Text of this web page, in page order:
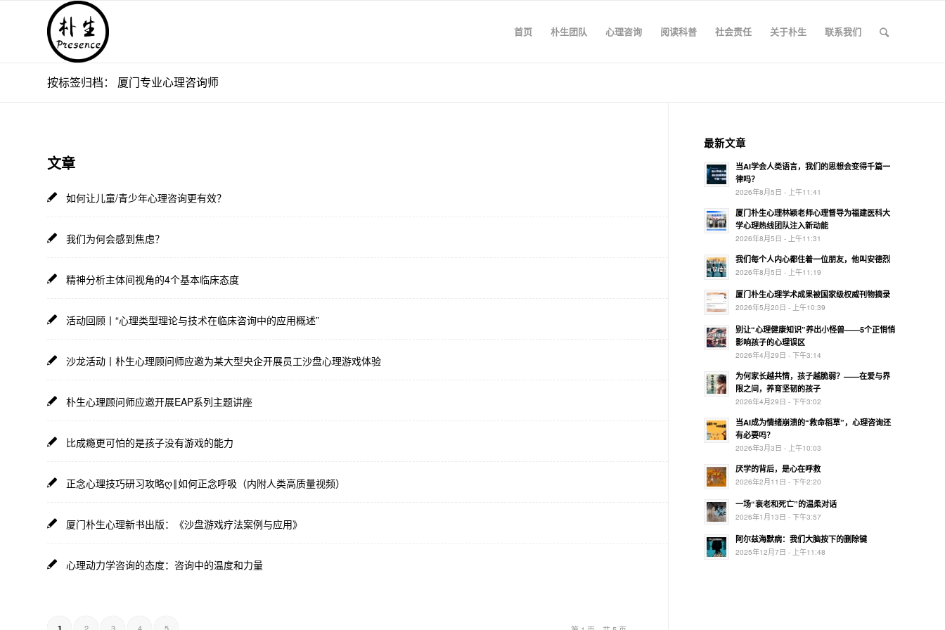
首页 朴生团队 心理咨询 阅读科普 社会责任 关于朴生 联系我们
按标签归档： 厦门专业心理咨询师
文章
如何让儿童/青少年心理咨询更有效？
我们为何会感到焦虑？
精神分析主体间视角的4个基本临床态度
活动回顾丨“心理类型理论与技术在临床咨询中的应用概述”
沙龙活动丨朴生心理顾问师应邀为某大型央企开展员工沙盘心理游戏体验
朴生心理顾问师应邀开展EAP系列主题讲座
比成瘾更可怕的是孩子没有游戏的能力
正念心理技巧研习攻略ღ‖如何正念呼吸（内附人类高质量视频）
厦门朴生心理新书出版：《沙盘游戏疗法案例与应用》
心理动力学咨询的态度：咨询中的温度和力量
最新文章
当AI学会人类语言，我们的思想会变得千篇一
律吗？
2026年8月5日 - 上午11:41
厦门朴生心理林颖老师心理督导为福建医科大
学心理热线团队注入新动能
2026年8月5日 - 上午11:31
我们每个人内心都住着一位朋友，他叫安德烈
2026年8月5日 - 上午11:19
厦门朴生心理学术成果被国家级权威刊物摘录
2026年5月20日 - 上午10:39
别让“心理健康知识”养出小怪兽——5个正悄悄
影响孩子的心理误区
2026年4月29日 - 下午3:14
为何家长越共情，孩子越脆弱？——在爱与界
限之间，养育坚韧的孩子
2026年4月29日 - 下午3:02
当AI成为情绪崩溃的“救命稻草”，心理咨询还
有必要吗？
2026年3月3日 - 上午10:03
厌学的背后，是心在呼救
2026年2月11日 - 下午2:20
一场“衰老和死亡”的温柔对话
2026年1月13日 - 下午3:57
阿尔兹海默病：我们大脑按下的删除键
2025年12月7日 - 上午11:48